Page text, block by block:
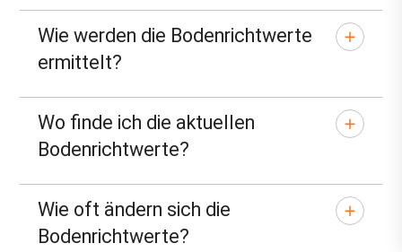
Wie werden die Bodenrichtwerte
ermittelt?
Wo finde ich die aktuellen
Bodenrichtwerte?
Wie oft ändern sich die
Bodenrichtwerte?